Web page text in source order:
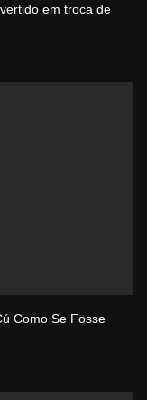
em troca de
Como Se Fosse